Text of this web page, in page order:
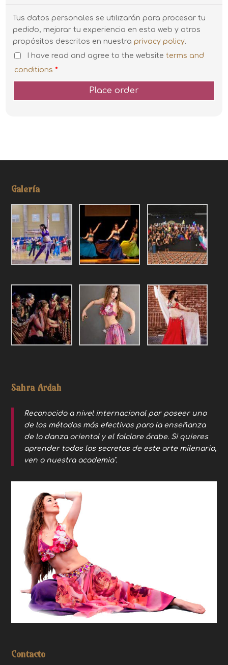
Tus datos personales se utilizarán para procesar tu
pedido, mejorar tu experiencia en esta web y otros
propósitos descritos en nuestraprivacy policy.
I have read and agree to the websiteterms and
conditions *
Place order
Galería
Sahra Ardah
Reconocida a nivel internacional por poseer uno
de los métodos más efectivos para la enseñanza
de la danza oriental y el folclore árabe. Si quieres
aprender todos los secretos de este arte milenario,
ven a nuestra academia".
Contacto